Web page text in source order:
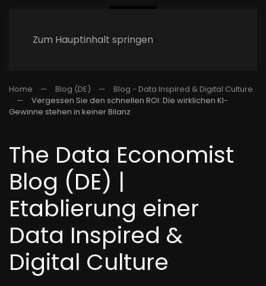
Zum Hauptinhalt springen
Home Blog (DE)
Blog - Data Inspired & Digital Culture
Vergessen Sie den schnellen ROI: Die wirklichen KI-
Gewinne stehen in keiner Bilanz
The Data Economist
Blog (DE) |
Etablierung einer
Data Inspired &
Digital Culture